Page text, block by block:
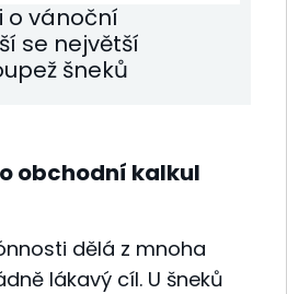
o vánoční
se největší
šneků
obchodní kalkul
dělá z mnoha
lákavý cíl. U šneků